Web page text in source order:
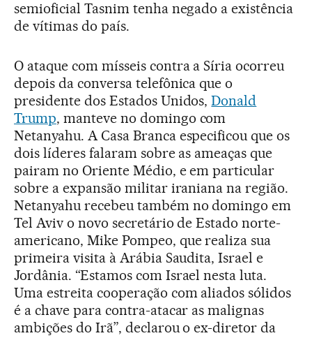
semioficial Tasnim tenha negado a existência
de vítimas do país.
O ataque com mísseis contra a Síria ocorreu
depois da conversa telefônica que o
presidente dos Estados Unidos,Donald
Trump, manteve no domingo com
Netanyahu. A Casa Branca especificou que os
dois líderes falaram sobre as ameaças que
pairam no Oriente Médio, e em particular
sobre a expansão militar iraniana na região.
Netanyahu recebeu também no domingo em
Tel Aviv o novo secretário de Estado norte-
americano, Mike Pompeo, que realiza sua
primeira visita à Arábia Saudita, Israel e
Jordânia. “Estamos com Israel nesta luta.
Uma estreita cooperação com aliados sólidos
é a chave para contra-atacar as malignas
ambições do Irã”, declarou o ex-diretor da